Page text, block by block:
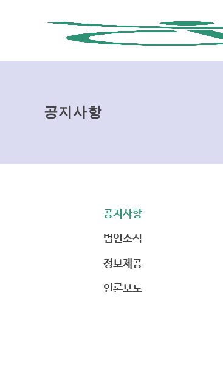
공지사항
공지사항
법인소식
정보제공
언론보도